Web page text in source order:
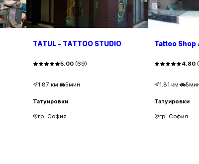
TATUL - TATTOO STUDIO
5.00(69)
1.87 км· 5мин.
Татуировки
гр. София
Tattoo Shop
4.80 (
1.81 км·
Татуировки
гр. София